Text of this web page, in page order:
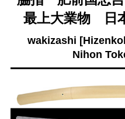
最上大業物 日
wakizashi
Nihon